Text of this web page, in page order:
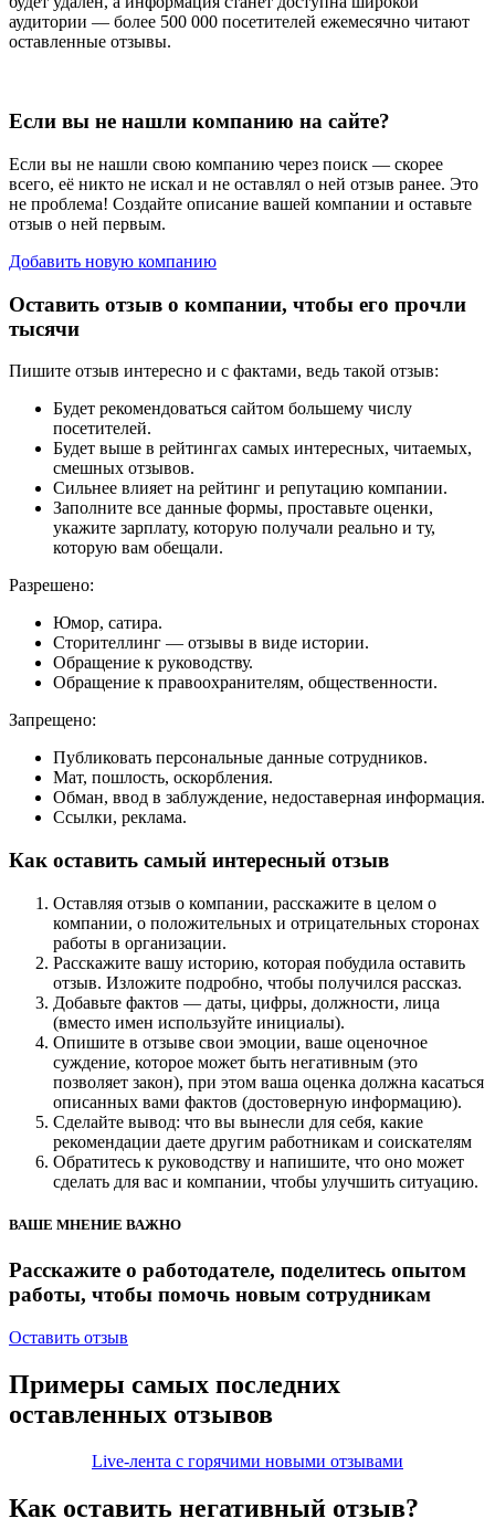
аудитории — более 500 000 посетителей ежемесячно читают
оставленные отзывы.
Если вы не нашли компанию на сайте?
Если вы не нашли свою компанию через поиск — скорее
всего, её никто не искал и не оставлял о ней отзыв ранее. Это
не проблема! Создайте описание вашей компании и оставьте
отзыв о ней первым.
Добавить новую компанию
Оставить отзыв о компании, чтобы его прочли
тысячи
Пишите отзыв интересно и с фактами, ведь такой отзыв:
Будет рекомендоваться сайтом большему числу
посетителей.
Будет выше в рейтингах самых интересных, читаемых,
смешных отзывов.
Сильнее влияет на рейтинг и репутацию компании.
Заполните все данные формы, проставьте оценки,
укажите зарплату, которую получали реально и ту,
которую вам обещали.
Разрешено:
Юмор, сатира.
Сторителлинг — отзывы в виде истории.
Обращение к руководству.
Обращение к правоохранителям, общественности.
Запрещено:
Публиковать персональные данные сотрудников.
Мат, пошлость, оскорбления.
Обман, ввод в заблуждение, недоставерная информация.
Ссылки, реклама.
Как оставить самый интересный отзыв
Оставляя отзыв о компании, расскажите в целом о
компании, о положительных и отрицательных сторонах
работы в организации.
Расскажите вашу историю, которая побудила оставить
отзыв. Изложите подробно, чтобы получился рассказ.
Добавьте фактов — даты, цифры, должности, лица
(вместо имен используйте инициалы).
Опишите в отзыве свои эмоции, ваше оценочное
суждение, которое может быть негативным (это
позволяет закон), при этом ваша оценка должна касаться
описанных вами фактов (достоверную информацию).
Сделайте вывод: что вы вынесли для себя, какие
рекомендации даете другим работникам и соискателям
Обратитесь к руководству и напишите, что оно может
сделать для вас и компании, чтобы улучшить ситуацию.
ВАШЕ МНЕНИЕ ВАЖНО
Расскажите о работодателе, поделитесь опытом
работы, чтобы помочь новым сотрудникам
Оставить отзыв
Примеры самых последних
оставленных отзывов
Live-лента с горячими новыми отзывами
Как оставить негативный отзыв?